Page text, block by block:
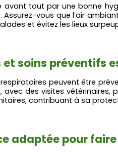
avant tout par une bonne
vous que l’air
et évitez les lieux
soins préventifs
peuvent être
avec des visites
contribuant à sa
adaptée pour